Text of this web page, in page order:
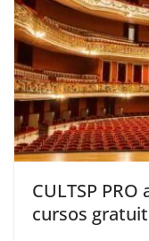
CULTSP
cursos